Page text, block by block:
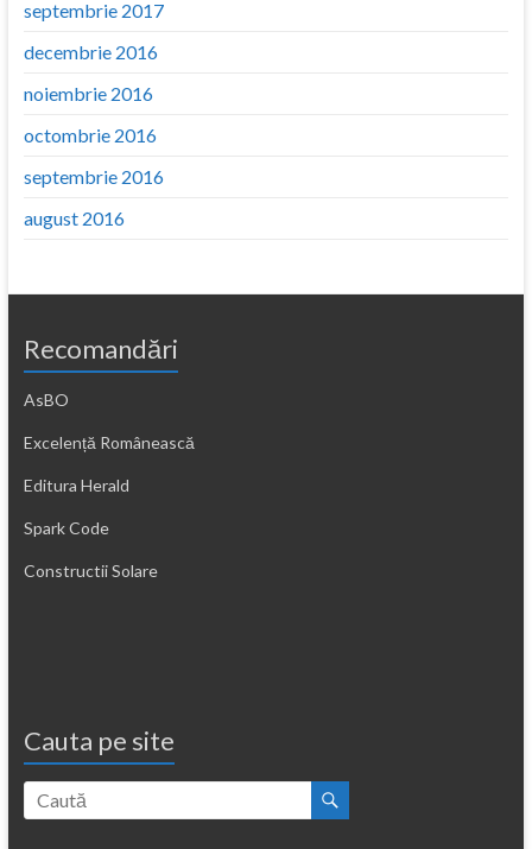
septembrie 2017
decembrie 2016
noiembrie 2016
octombrie 2016
septembrie 2016
august 2016
Recomandări
AsBO
Excelență Românească
Editura Herald
Spark Code
Constructii Solare
Cauta pe site